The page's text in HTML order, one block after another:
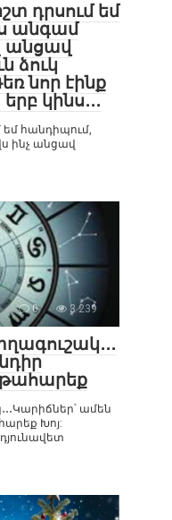
դրսում եմ
անգամ
անցավ
ձուկ
նոր էինք
կինս․․․
եմ հանդիպում,
ինչ անցավ
0 3 239
ամեն
Խոյ: